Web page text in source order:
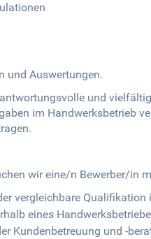
und Auswertungen.
und
im Handwerksbetrieb
wir eine/n Bewerber/in
vergleichbare Qualifikation
eines
Kundenbetreuung und -